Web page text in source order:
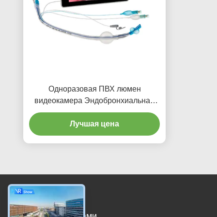
Одноразовая ПВХ люмен
видеокамера Эндобронхиальная
канюля для взрослых
Лучшая цена